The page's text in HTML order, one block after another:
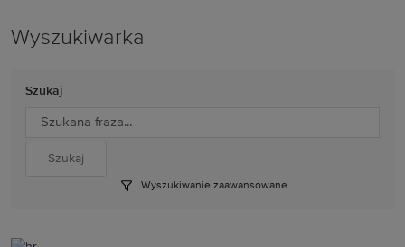
Wyszukiwarka
Szukaj
Wyszukiwanie zaawansowane